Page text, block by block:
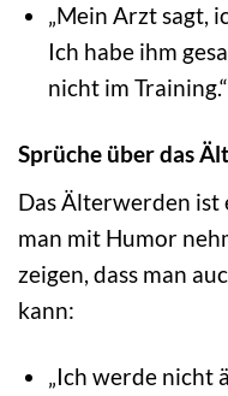
„Mein Arzt sagt,
Ich habe ihm
nicht im Training.“
Sprüche über das
Das Älterwerden ist
man mit Humor
zeigen, dass man
kann:
„Ich werde nicht